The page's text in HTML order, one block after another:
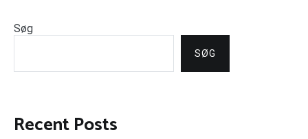
Søg
SØG
Recent Posts